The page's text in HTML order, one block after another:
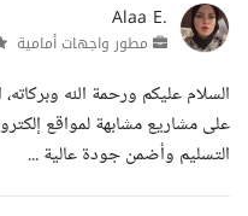
Alaa E.
مطور واجهات أمامية
السلام عليكم ورحمة الله
على مشاريع مشابهة لمواقع
التسليم وأضمن جودة عالية ...